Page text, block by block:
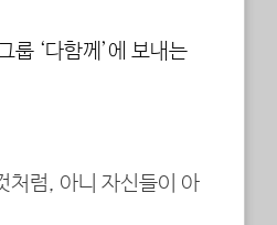
룹 ‘다함께’에 보내는
처럼, 아니 자신들이 아